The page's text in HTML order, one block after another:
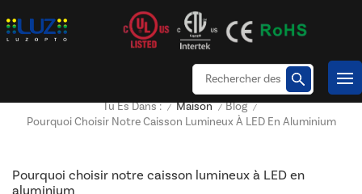
Tu Es Dans : / Maison / Blog /
Pourquoi Choisir Notre Caisson Lumineux À LED En Aluminium
Pourquoi choisir notre caisson lumineux à LED en